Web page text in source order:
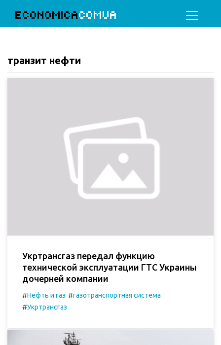
ECONOMICACOMUA
транзит нефти
Укртрансгаз передал функцию
технической эксплуатации ГТС Украины
дочерней компании
#Нефть и газ #газотранспортная система
#Укртрансгаз